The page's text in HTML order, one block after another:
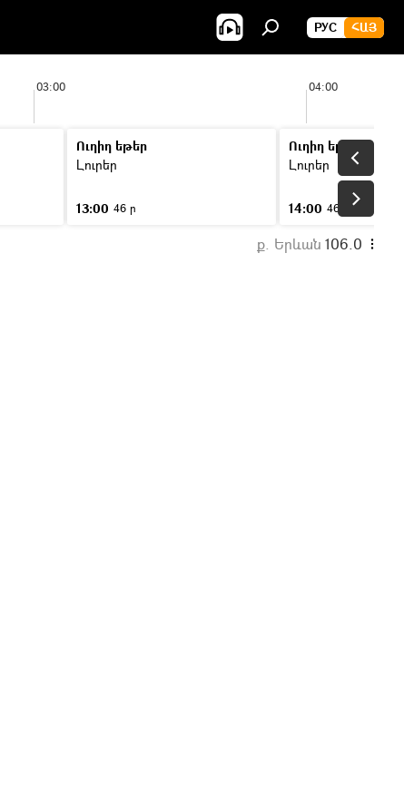
РУС ՀԱՅ
03:00 04:00
Ուղիղ եթեր
Լուրեր
13:00 46 ր
Ուղիղ եթեր
Լուրեր
14:00 46 ր
ք. Երևան 106.0